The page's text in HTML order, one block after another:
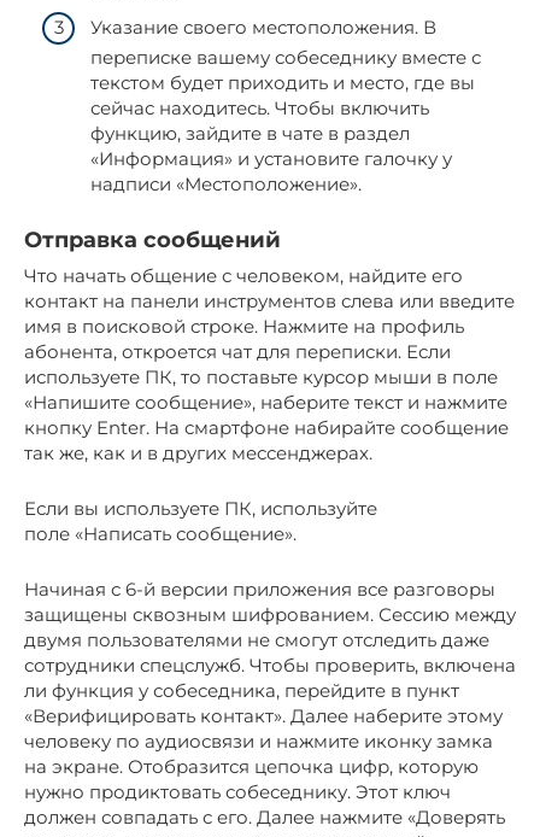
Указание своего местоположения. В
переписке вашему собеседнику вместе с
текстом будет приходить и место, где вы
сейчас находитесь. Чтобы включить
функцию, зайдите в чате в раздел
«Информация» и установите галочку у
надписи «Местоположение».
Отправка сообщений
Что начать общение с человеком, найдите его
контакт на панели инструментов слева или введите
имя в поисковой строке. Нажмите на профиль
абонента, откроется чат для переписки. Если
используете ПК, то поставьте курсор мыши в поле
«Напишите сообщение», наберите текст и нажмите
кнопку Enter. На смартфоне набирайте сообщение
так же, как и в других мессенджерах.
Если вы используете ПК, используйте
поле «Написать сообщение».
Начиная с 6-й версии приложения все разговоры
защищены сквозным шифрованием. Сессию между
двумя пользователями не смогут отследить даже
сотрудники спецслужб. Чтобы проверить, включена
ли функция у собеседника, перейдите в пункт
«Верифицировать контакт». Далее наберите этому
человеку по аудиосвязи и нажмите иконку замка
на экране. Отобразится цепочка цифр, которую
нужно продиктовать собеседнику. Этот ключ
должен совпадать с его. Далее нажмите «Доверять